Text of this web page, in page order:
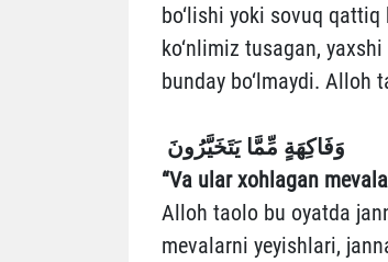
bo‘lishi yoki sovuq
ko‘nlimiz tusagan,
bunday bo‘lmaydi. Alloh
وَفَاكِهَةٍ مِّمَّا يَتَخَيَّرُونَ
“Va ular xohlagan
Alloh taolo bu oyatda
mevalarni yeyishlari,